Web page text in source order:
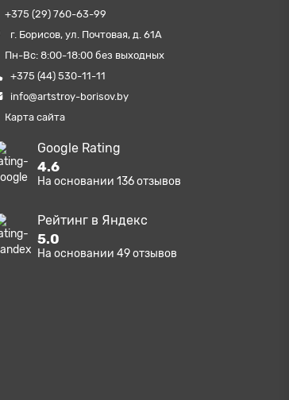
+375 (29) 760-63-99
г. Борисов, ул. Почтовая, д. 61А
Пн-Вс: 8:00-18:00 без выходных
+375 (44) 530-11-11
info@artstroy-borisov.by
Карта сайта
Google Rating
4.6
На основании 136отзывов
Рейтинг в Яндекс
5.0
На основании 49отзывов